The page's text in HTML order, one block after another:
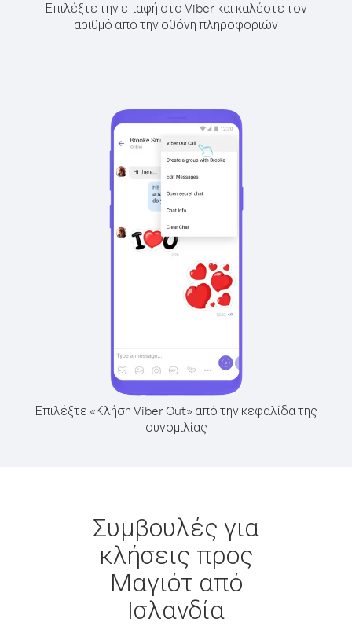
Επιλέξτε την επαφή στο Viber και καλέστε τον
αριθμό από την οθόνη πληροφοριών
Επιλέξτε «Κλήση Viber Out» από την κεφαλίδα της
συνομιλίας
Συμβουλές για
κλήσεις προς
Μαγιότ από
Ισλανδία